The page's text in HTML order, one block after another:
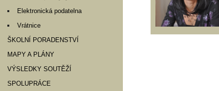
Elektronická podatelna
Vrátnice
ŠKOLNÍ PORADENSTVÍ
MAPY A PLÁNY
VÝSLEDKY SOUTĚŽÍ
SPOLUPRÁCE